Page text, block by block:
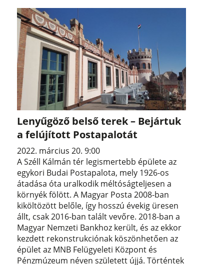
Lenyűgöző belső terek – Bejártuk
a felújított Postapalotát
2022. március 20. 9:00
A Széll Kálmán tér legismertebb épülete az
egykori Budai Postapalota, mely 1926-os
átadása óta uralkodik méltóságteljesen a
környék fölött. A Magyar Posta 2008-ban
kiköltözött belőle, így hosszú évekig üresen
állt, csak 2016-ban talált vevőre. 2018-ban a
Magyar Nemzeti Bankhoz került, és az ekkor
kezdett rekonstrukciónak köszönhetően az
épület az MNB Felügyeleti Központ és
Pénzmúzeum néven született újjá. Történtek